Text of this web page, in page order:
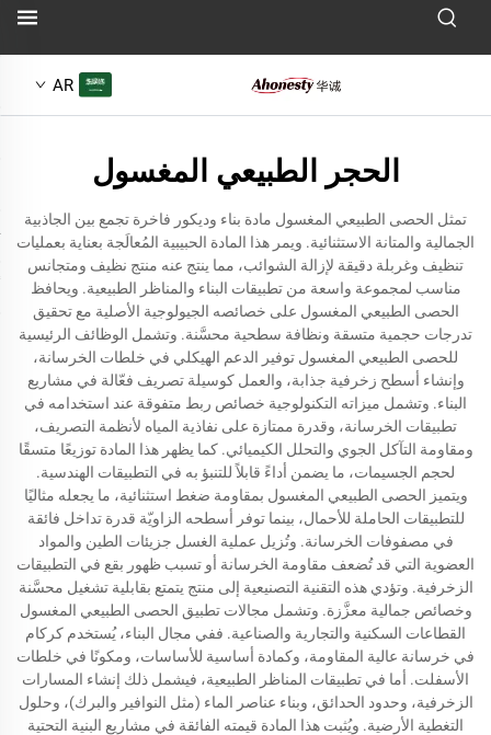
AR
الحجر الطبيعي المغسول
تمثل الحصى الطبيعي المغسول مادة بناء وديكور فاخرة تجمع بين الجاذبية
الجمالية والمتانة الاستثنائية. ويمر هذا المادة الحبيبية المُعالَجة بعناية بعمليات
تنظيف وغربلة دقيقة لإزالة الشوائب، مما ينتج عنه منتج نظيف ومتجانس
مناسب لمجموعة واسعة من تطبيقات البناء والمناظر الطبيعية. ويحافظ
الحصى الطبيعي المغسول على خصائصه الجيولوجية الأصلية مع تحقيق
تدرجات حجمية متسقة ونظافة سطحية محسَّنة. وتشمل الوظائف الرئيسية
للحصى الطبيعي المغسول توفير الدعم الهيكلي في خلطات الخرسانة،
وإنشاء أسطح زخرفية جذابة، والعمل كوسيلة تصريف فعّالة في مشاريع
البناء. وتشمل ميزاته التكنولوجية خصائص ربط متفوقة عند استخدامه في
تطبيقات الخرسانة، وقدرة ممتازة على نفاذية المياه لأنظمة التصريف،
ومقاومة التآكل الجوي والتحلل الكيميائي. كما يظهر هذا المادة توزيعًا متسقًا
لحجم الجسيمات، ما يضمن أداءً قابلاً للتنبؤ به في التطبيقات الهندسية.
ويتميز الحصى الطبيعي المغسول بمقاومة ضغط استثنائية، ما يجعله مثاليًا
للتطبيقات الحاملة للأحمال، بينما توفر أسطحه الزاويّة قدرة تداخل فائقة
في مصفوفات الخرسانة. وتُزيل عملية الغسل جزيئات الطين والمواد
العضوية التي قد تُضعف مقاومة الخرسانة أو تسبب ظهور بقع في التطبيقات
الزخرفية. وتؤدي هذه التقنية التصنيعية إلى منتج يتمتع بقابلية تشغيل محسَّنة
وخصائص جمالية معزَّزة. وتشمل مجالات تطبيق الحصى الطبيعي المغسول
القطاعات السكنية والتجارية والصناعية. ففي مجال البناء، يُستخدم كركام
في خرسانة عالية المقاومة، وكمادة أساسية للأساسات، ومكونًا في خلطات
الأسفلت. أما في تطبيقات المناظر الطبيعية، فيشمل ذلك إنشاء المسارات
الزخرفية، وحدود الحدائق، وبناء عناصر الماء (مثل النوافير والبرك)، وحلول
التغطية الأرضية. ويُثبت هذا المادة قيمته الفائقة في مشاريع البنية التحتية